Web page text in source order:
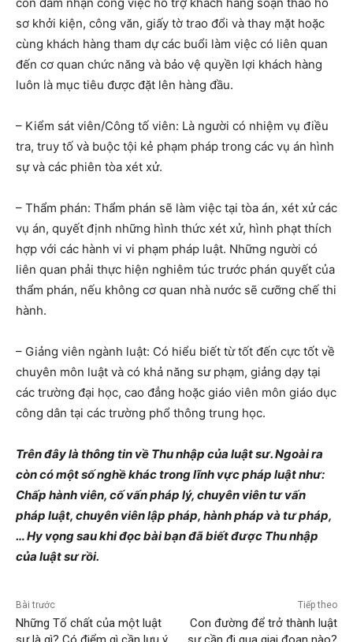
sơ khởi kiện, công văn, giấy tờ trao đổi và thay mặt hoặc
cùng khách hàng tham dự các buổi làm việc có liên quan
đến cơ quan chức năng và bảo vệ quyền lợi khách hàng
luôn là mục tiêu được đặt lên hàng đầu.
– Kiểm sát viên/Công tố viên: Là người có nhiệm vụ điều
tra, truy tố và buộc tội kẻ phạm pháp trong các vụ án hình
sự và các phiên tòa xét xử.
– Thẩm phán: Thẩm phán sẽ làm việc tại tòa án, xét xử các
vụ án, quyết định những hình thức xét xử, hình phạt thích
hợp với các hành vi vi phạm pháp luật. Những người có
liên quan phải thực hiện nghiêm túc trước phán quyết của
thẩm phán, nếu không cơ quan nhà nước sẽ cưỡng chế thi
hành.
– Giảng viên ngành luật: Có hiểu biết từ tốt đến cực tốt về
chuyên môn luật và có khả năng sư phạm, giảng dạy tại
các trường đại học, cao đẳng hoặc giáo viên môn giáo dục
công dân tại các trường phổ thông trung học.
Trên đây là thông tin về Thu nhập của luật sư. Ngoài ra
còn có một số nghề khác trong lĩnh vực pháp luật như:
Chấp hành viên, cố vấn pháp lý, chuyên viên tư vấn
pháp luật, chuyên viên lập pháp, hành pháp và tư pháp,
… Hy vọng sau khi đọc bài bạn đã biết được Thu nhập
của luật sư rồi.
Bài trước
Những Tố chất của một luật
Tiếp theo
Con đường để trở thành luật